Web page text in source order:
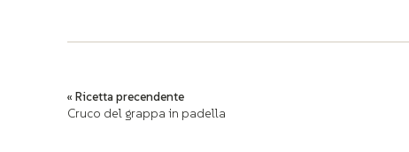
articoli
« Ricetta precendente
Cruco del grappa in padella